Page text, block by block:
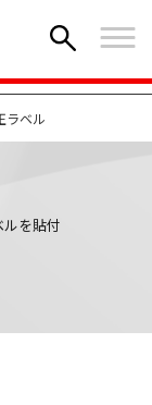
ラベル
を貼付